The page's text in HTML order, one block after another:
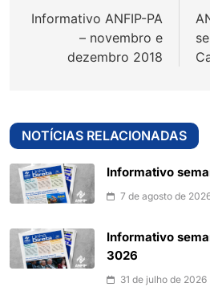
Post
Informativo ANFIP-PA
– novembro e
dezembro 2018
NOTÍCIAS RELACIONADAS
Informativo
7 de agosto de
Informativo
3026
31 de julho de 2026